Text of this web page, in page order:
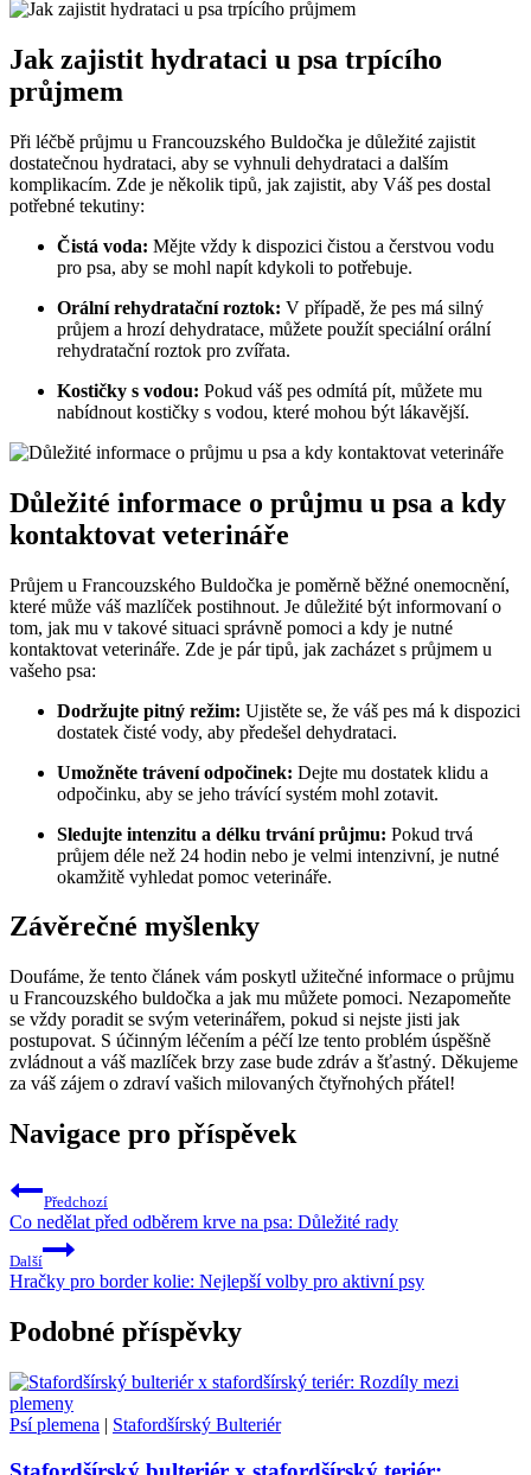
Jak zajistit hydrataci u psa trpícího
průjmem
Při léčbě průjmu‌ u Francouzského ‌Buldočka je důležité zajistit
dostatečnou hydrataci, aby ⁤se vyhnuli ‌dehydrataci a dalším
komplikacím. Zde je několik tipů, jak⁣ zajistit, aby Váš pes dostal
potřebné tekutiny:
Čistá voda: Mějte vždy k dispozici čistou ‍a čerstvou⁣ vodu
pro psa, aby ​se mohl napít kdykoli to potřebuje.
Orální rehydratační⁣ roztok: V ‍případě, že‌ pes má silný ​
průjem a hrozí‌ dehydratace, můžete použít speciální orální
rehydratační roztok pro⁤ zvířata.
Kostičky s vodou: Pokud váš pes odmítá pít, můžete mu
nabídnout kostičky s ⁣vodou, které mohou být lákavější.
Důležité⁢ informace o průjmu u ‌psa a kdy
kontaktovat veterináře
Průjem u Francouzského Buldočka je poměrně běžné onemocnění,
⁣které může váš mazlíček postihnout. Je důležité být informovaní o
tom, jak mu v takové situaci správně pomoci a kdy je nutné
kontaktovat veterináře. Zde je ⁣pár tipů, jak‍ zacházet ⁣s průjmem u
vašeho psa:
Dodržujte pitný režim: Ujistěte se, že⁢ váš pes‌ má k dispozici
dostatek čisté‍ vody,‍ aby‌ předešel dehydrataci.
Umožněte trávení odpočinek: ⁣Dejte mu dostatek⁢ klidu a
odpočinku, aby se jeho trávící systém mohl zotavit.
Sledujte intenzitu a délku⁤ trvání průjmu: Pokud trvá
průjem déle než ‍24 hodin nebo je ​velmi intenzivní, je nutné ​
okamžitě vyhledat pomoc veterináře.
Závěrečné myšlenky
Doufáme, že ‌tento článek vám poskytl užitečné informace o průjmu
u‍ Francouzského buldočka⁤ a jak mu ‍můžete⁣ pomoci.⁢ Nezapomeňte
se vždy poradit se svým veterinářem, pokud si ⁤nejste jisti jak
postupovat. S⁤ účinným léčením⁣ a péčí lze tento problém ⁣úspěšně
⁤zvládnout‌ a váš mazlíček brzy zase ‌bude zdráv a šťastný. Děkujeme
za váš zájem ‌o zdraví vašich milovaných čtyřnohých přátel!
Navigace pro příspěvek
Předchozí
Co nedělat před odběrem krve na psa: Důležité rady
Další
Hračky pro border kolie: Nejlepší volby pro aktivní psy
Podobné příspěvky
Psí plemena | Stafordšírský Bulteriér